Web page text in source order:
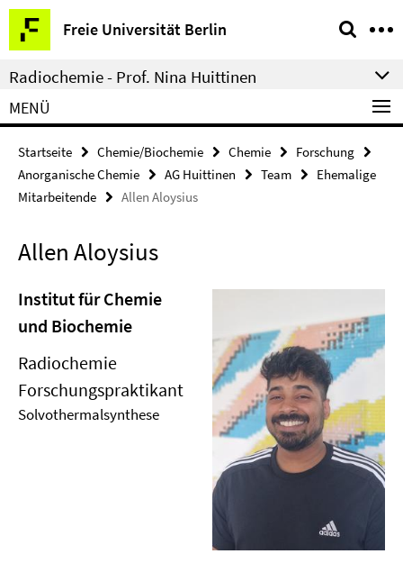
Springe
direkt
zu
Inhalt
Freie Universität Berlin
Service-
Navigation
Radiochemie - Prof. Nina Huittinen
MENÜ
Startseite Chemie/Biochemie Chemie
Forschung
Anorganische Chemie
AG Huittinen Team
Ehemalige
Mitarbeitende
Allen Aloysius
Allen Aloysius
Institut für Chemie
und Biochemie
Radiochemie
Forschungspraktikant
Solvothermalsynthese